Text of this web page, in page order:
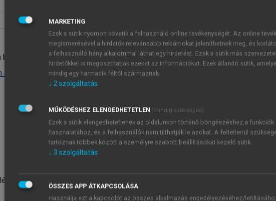
a jelszavamat
intézményi azonosítóval
JELSZÓ
Kérek értesítést a MeRSZ
Kérek értesítést az
MARKETING
Ezek a sütik nyomon követik a felhasználó online tevékenységét. Az online
megismerésével a hirdetők relevánsabb reklámokat jeleníthetnek meg, és
a felhasználó hány alkalommal láthat egy hirdetést. Ezek a sütik más
hirdetőkkel is megoszthatják ezeket az információkat. Ezek állandó sütik,
mindig egy harmadik féltől származnak.
↓ 2szolgáltatás
MŰKÖDÉSHEZ ELENGEDHETETLEN (mindig szükséges)
Ezek a sütik elengedhetetlenek az oldalunkon történő böngészéshez,a funkciók
használatához, és a felhasználók nem tilthatják le azokat. A feltétlenül
tartoznak többek között a személyre szabott beállításokat kezelő sütik.
↓ 3 szolgáltatás
ÖSSZES APP ÁTKAPCSOLÁSA
Használja ezt a kapcsolót az összes alkalmazás engedélyezéséhez/